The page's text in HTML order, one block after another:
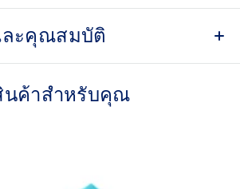
ละคุณสมบัติ
energy savings
นค้าสำหรับคุณ